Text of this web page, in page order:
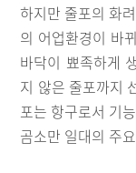
하지만 줄포의 화
의 어업환경이 바
바닥이 뾰족하게
지 않은 줄포까지
포는 항구로서 기
곰소만 일대의 주